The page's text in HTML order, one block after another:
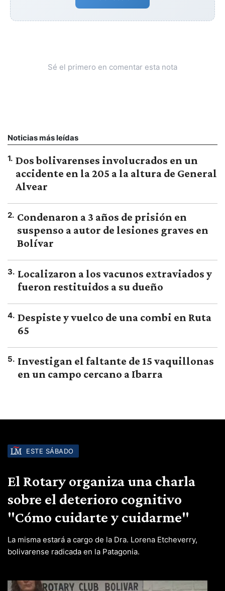
Sé el primero en comentar esta nota
Noticias más leídas
1. Dos bolivarenses involucrados en un
accidente en la 205 a la altura de General
Alvear
2. Condenaron a 3 años de prisión en
suspenso a autor de lesiones graves en
Bolívar
3. Localizaron a los vacunos extraviados y
fueron restituidos a su dueño
4. Despiste y vuelco de una combi en Ruta
65
5. Investigan el faltante de 15 vaquillonas
en un campo cercano a Ibarra
ESTE SÁBADO
El Rotary organiza una charla
sobre el deterioro cognitivo
"Cómo cuidarte y cuidarme"
La misma estará a cargo de la Dra. Lorena Etcheverry,
bolivarense radicada en la Patagonia.